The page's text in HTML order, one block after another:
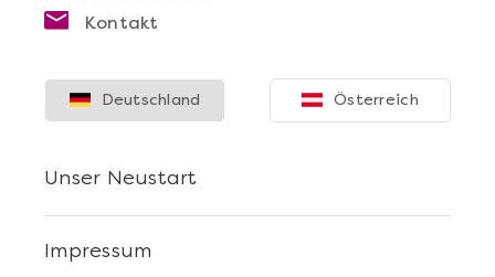
Kontakt
Impressum
Unser Neustart
Deutschland Österreich